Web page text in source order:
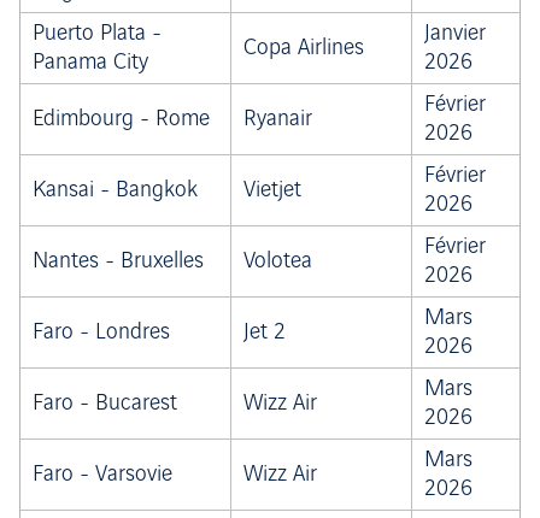
Puerto Plata -
Panama City
Copa Airlines
Janvier
2026
Edimbourg - Rome Ryanair
Février
2026
Kansai - Bangkok Vietjet
Février
2026
Nantes - Bruxelles Volotea
Février
2026
Faro - Londres Jet 2
Mars
2026
Faro - Bucarest Wizz Air
Mars
2026
Faro - Varsovie Wizz Air
Mars
2026